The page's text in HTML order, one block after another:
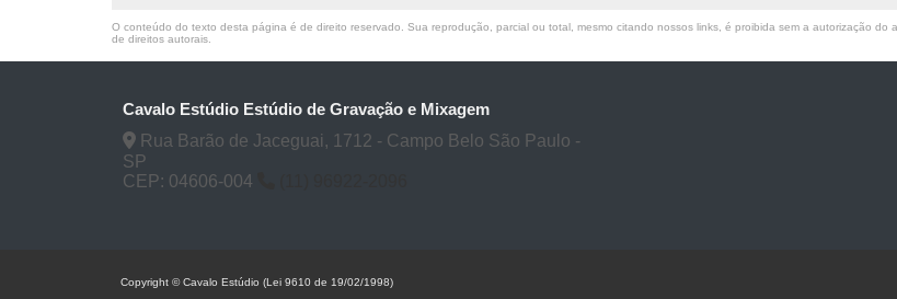
O conteúdo do texto desta página é de direito reservado. Sua reprodução, parcial ou total, mesmo citando nossos links, é proibida sem a autorização do
de direitos autorais
Cavalo Estúdio Estúdio de Gravação e Mixagem
Rua Barão de Jaceguai, 1712 - Campo Belo São Paulo -
SP
CEP: 04606-004
Copyright © Cavalo Estúdio (Lei 9610 de 19/02/1998)